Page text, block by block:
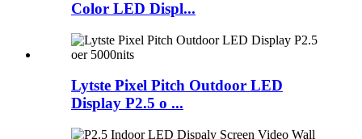
Color LED Displ...
Lytste Pixel Pitch Outdoor LED
Display P2.5 o ...